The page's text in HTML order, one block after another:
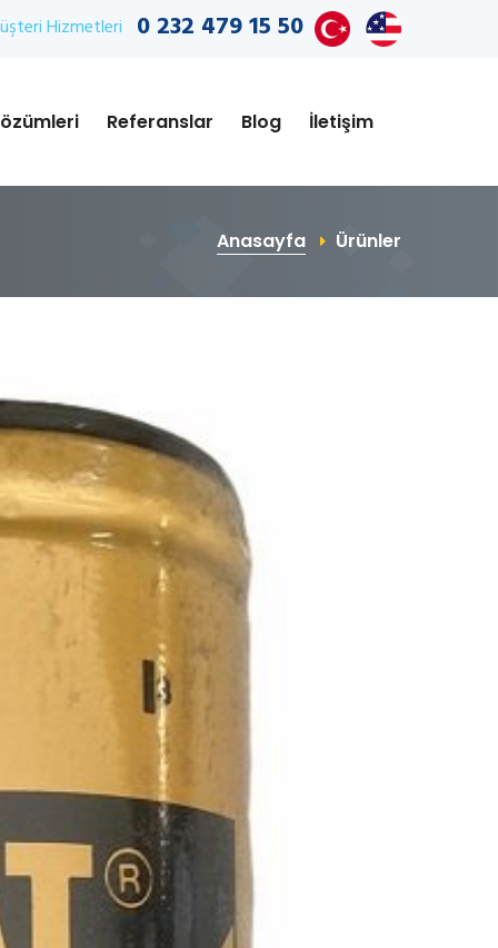
Hizmetleri 0 232 479 15 50
Referanslar Blog İletişim
Anasayfa Ürünler